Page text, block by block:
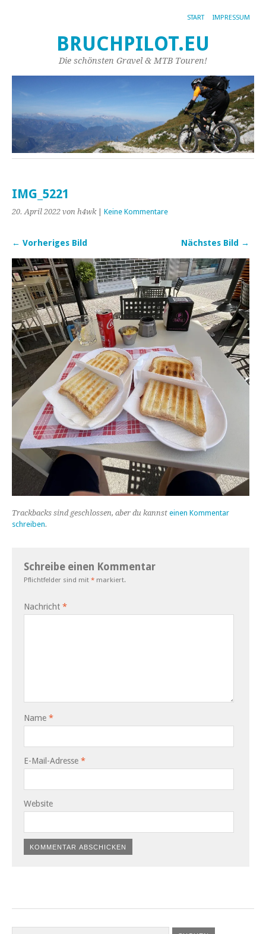
START IMPRESSUM
BRUCHPILOT.EU
Die schönsten Gravel & MTB Touren!
IMG_5221
20. April 2022 von h4wk| Keine Kommentare
← Vorheriges Bild Nächstes Bild →
Trackbacks sind geschlossen, aber du kannst einen Kommentar
schreiben.
Schreibe einen Kommentar
Pflichtfelder sind mit * markiert.
Nachricht *
Name *
E-Mail-Adresse *
Website